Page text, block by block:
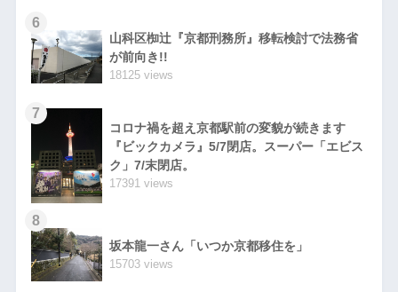
6
山科区椥辻『京都刑務所』移転検討で法務省
が前向き!!
18125 views
7
コロナ禍を超え京都駅前の変貌が続きます
『ビックカメラ』5/7閉店。スーパー「エビス
ク」7/末閉店。
17391 views
8
坂本龍一さん「いつか京都移住を」
15703 views